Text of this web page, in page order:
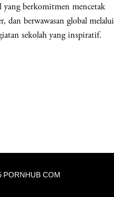
berkomitmen mencetak
dan berwawasan global melalui
sekolah yang inspiratif.
PORNHUB COM